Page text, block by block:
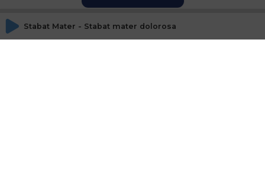
Vieillissement : le boom
thématique
© SAOOTI 2017 Nous contacter Modifier mes choix cookies
Conditions
Stabat Mater - Stabat mater dolorosa [The Talented Mr.